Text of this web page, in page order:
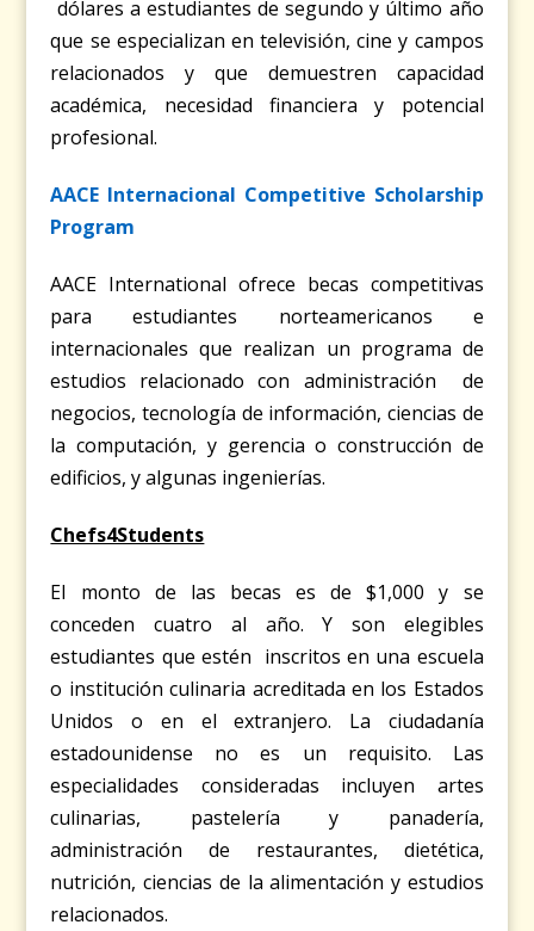
dólares a estudiantes de segundo y último año
que se especializan en televisión, cine y campos
relacionados y que demuestren capacidad
académica, necesidad financiera y potencial
profesional.
AACE Internacional Competitive Scholarship
Program
AACE International ofrece becas competitivas
para estudiantes norteamericanos e
internacionales que realizan un programa de
estudios relacionado con administración de
negocios, tecnología de información, ciencias de
la computación, y gerencia o construcción de
edificios, y algunas ingenierías.
Chefs4Students
El monto de las becas es de $1,000 y se
conceden cuatro al año. Y son elegibles
estudiantes que estén inscritos en una escuela
o institución culinaria acreditada en los Estados
Unidos o en el extranjero. La ciudadanía
estadounidense no es un requisito. Las
especialidades consideradas incluyen artes
culinarias, pastelería y panadería,
administración de restaurantes, dietética,
nutrición, ciencias de la alimentación y estudios
relacionados.